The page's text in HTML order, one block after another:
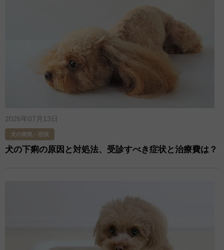
2026年07月13日
犬の病気・症状
犬の下痢の原因と対処法、受診すべき症状と治療費は？